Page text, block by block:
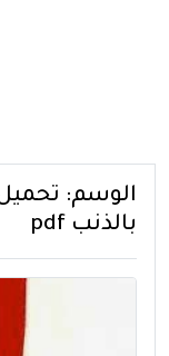
الوسم:
بالذنب pdf